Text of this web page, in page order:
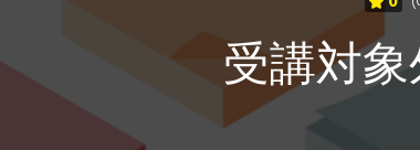
受講対